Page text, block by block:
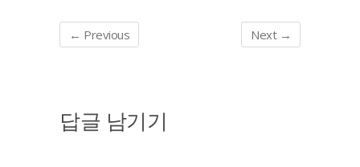
← Previous Next →
답글 남기기